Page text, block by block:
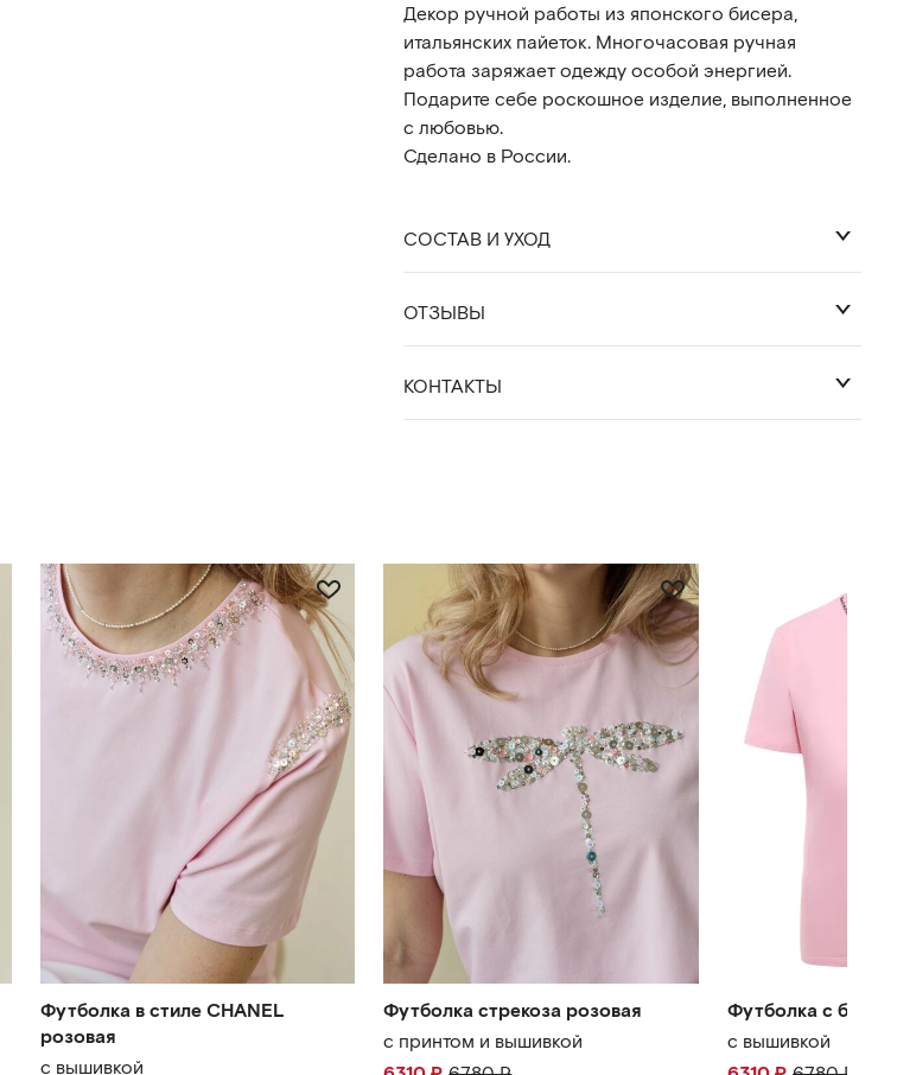
Декор ручной работы из японского бисера,
итальянских пайеток. Многочасовая ручная
работа заряжает одежду особой энергией.
Подарите себе роскошное изделие, выполненное
с любовью.
Сделано в России.
СОСТАВ И УХОД
92% хлопок 8% лайкра
ОТЗЫВЫ
КОНТАКТЫ
Футболка в стиле CHANEL
розовая
с вышивкой
Футболка стрекоза розовая
с принтом и вышивкой
Футболка с
с вышивкой